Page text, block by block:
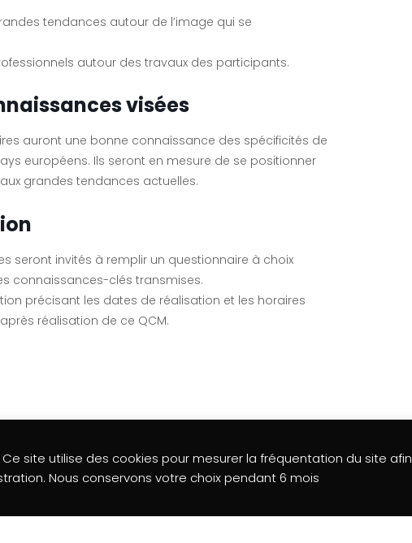
site utilise des cookies pour mesurer la fréquentation du site afin
Nous conservons votre choix pendant 6 mois
tendances autour de l’image qui se
autour des travaux des participants.
visées
auront une bonne connaissance des spécificités de
européens. Ils seront en mesure de se positionner
grandes tendances actuelles.
seront invités à remplir un questionnaire à choix
connaissances-clés transmises.
précisant les dates de réalisation et les horaires
réalisation de ce QCM.